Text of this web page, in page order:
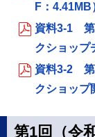
F：4.41MB
資料3-1 第
クショップ
資料3-2 第
クショップ
第1回（令